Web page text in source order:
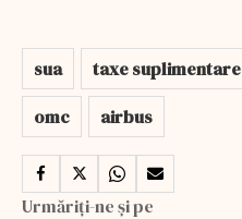
sua taxe suplimentare
omc
airbus
Urmăriți-ne și pe